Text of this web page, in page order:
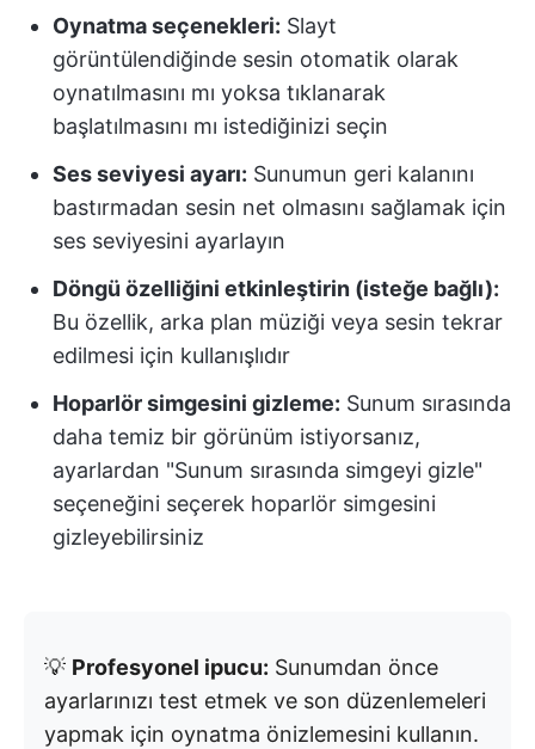
Oynatma seçenekleri: Slayt
görüntülendiğinde sesin otomatik olarak
oynatılmasını mı yoksa tıklanarak
başlatılmasını mı istediğinizi seçin
Ses seviyesi ayarı: Sunumun geri kalanını
bastırmadan sesin net olmasını sağlamak için
ses seviyesini ayarlayın
Döngü özelliğini etkinleştirin (isteğe bağlı):
Bu özellik, arka plan müziği veya sesin tekrar
edilmesi için kullanışlıdır
Hoparlör simgesini gizleme: Sunum sırasında
daha temiz bir görünüm istiyorsanız,
ayarlardan "Sunum sırasında simgeyi gizle"
seçeneğini seçerek hoparlör simgesini
gizleyebilirsiniz
💡 Profesyonel ipucu: Sunumdan önce
ayarlarınızı test etmek ve son düzenlemeleri
yapmak için oynatma önizlemesini kullanın.